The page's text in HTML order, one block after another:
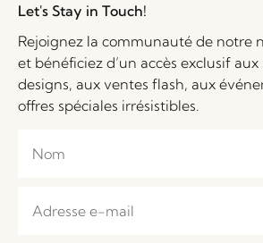
Let's Stay in Touch!
Rejoignez la communauté de notre
et bénéficiez d’un accès exclusif
designs, aux ventes flash, aux
offres spéciales irrésistibles.